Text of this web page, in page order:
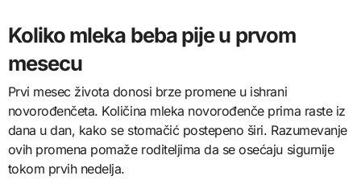
Koliko mleka beba pije u prvom
mesecu
Prvi mesec života donosi brze promene u ishrani
novorođenčeta. Količina mleka novorođenče prima raste iz
dana u dan, kako se stomačić postepeno širi. Razumevanje
ovih promena pomaže roditeljima da se osećaju sigurnije
tokom prvih nedelja.